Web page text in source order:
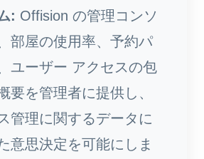
: Offision の管理コンソ
部屋の使用率、予約パ
ユーザー アクセスの包
要を管理者に提供し、
管理に関するデータに
意思決定を可能にしま